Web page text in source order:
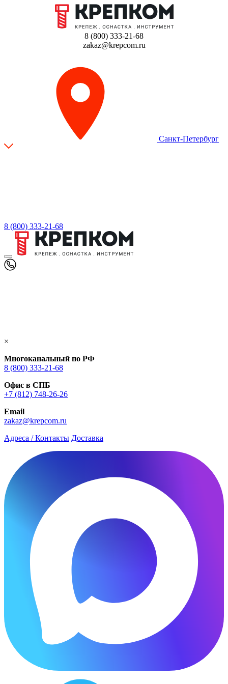
8 (800) 333-21-68
zakaz@krepcom.ru
Санкт-Петербург
8 (800) 333-21-68
×
Многоканальный по РФ
8 (800) 333‑21-68
Офис в СПБ
+7 (812) 748‑26-26
Email
zakaz@krepcom.ru
Адреса / Контакты Доставка